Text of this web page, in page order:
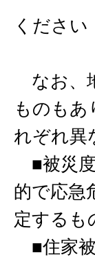
くだ
なお、
ものもあ
れぞれ異
■被災
的で応急
定するも
■住家